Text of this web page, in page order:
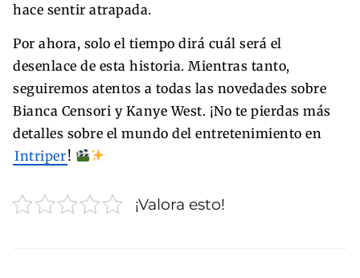
hace sentir atrapada.
Por ahora, solo el tiempo dirá cuál será el
desenlace de esta historia. Mientras tanto,
seguiremos atentos a todas las novedades sobre
Bianca Censori y Kanye West. ¡No te pierdas más
detalles sobre el mundo del entretenimiento en
Intriper!
¡Valora esto!